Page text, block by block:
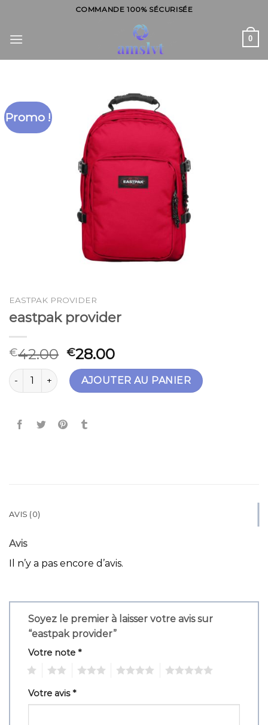
content
COMMANDE 100% SÉCURISÉE
0
Promo !
EASTPAK PROVIDER
eastpak provider
€42.00 €28.00
quantité de eastpak providerAJOUTER AU PANIER
AVIS (0)
Avis
Il n’y a pas encore d’avis.
Soyez le premier à laisser votre avis sur
“eastpak provider”
Votre note *
Votre avis*